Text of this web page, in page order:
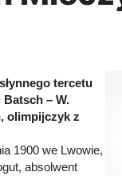
tercetu
– W.
olimpijczyk z
1900 we Lwowie,
absolwent